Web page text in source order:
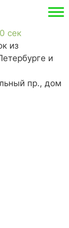
сек
из
и
пр., дом